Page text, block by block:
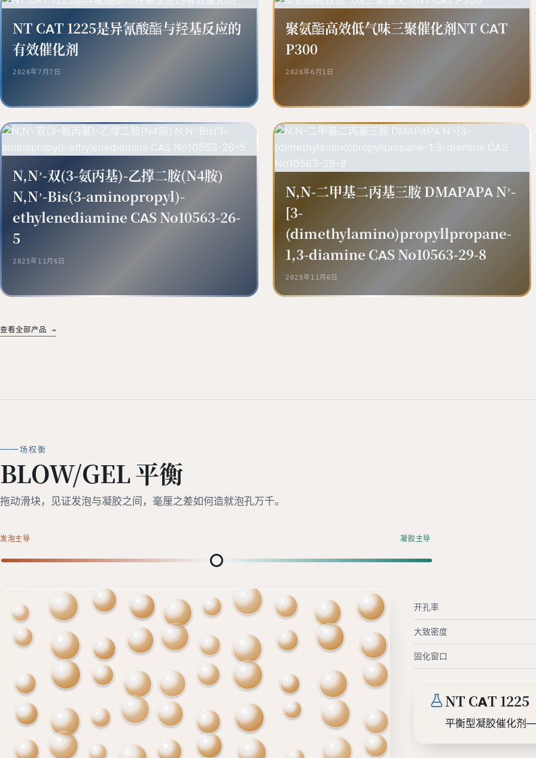
NT CAT 1225是异氰酸酯与羟基反应的
有效催化剂
2026年7月7日
聚氨酯高效低气味三聚催化剂NT CAT
P300
2026年6月1日
N,N’-双(3-氨丙基)-乙撑二胺(N4胺)
N,N’-Bis(3-aminopropyl)-
ethylenediamine CAS No10563-26-
5
2025年11月6日
N,N-二甲基二丙基三胺 DMAPAPA N’-
[3-
(dimethylamino)propyllpropane-
1,3-diamine CAS No10563-29-8
2025年11月6日
查看全部产品 →
一场权衡
BLOW/GEL 平衡
拖动滑块，见证发泡与凝胶之间，毫厘之差如何造就泡孔万千。
发泡主导 凝胶主导
开孔率
大致密度
固化窗口
NT CAT 1225
平衡型凝胶催化剂